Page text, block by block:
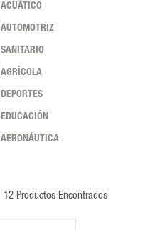
ACUÁTICO
AUTOMOTRIZ
SANITARIO
AGRÍCOLA
DEPORTES
EDUCACIÓN
AERONÁUTICA
12 Productos Encontrados